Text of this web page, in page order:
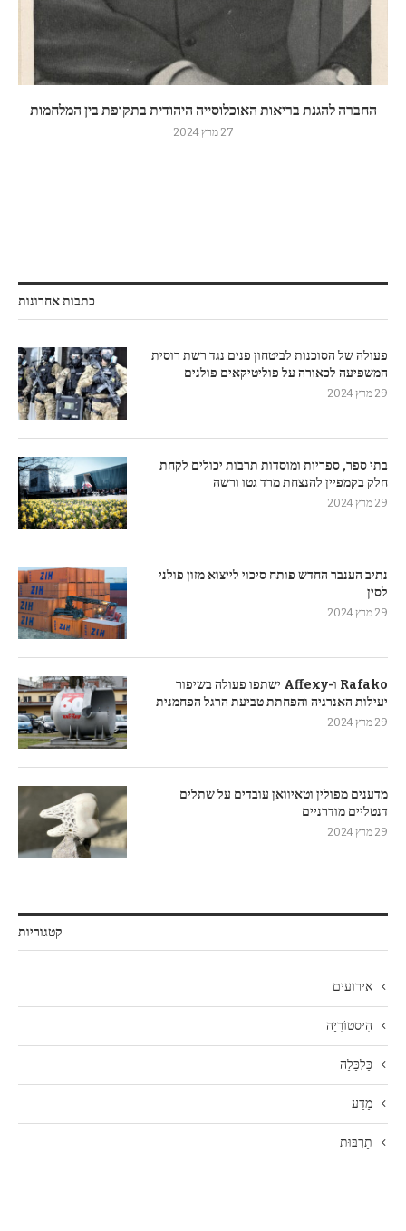
החברה להגנת בריאות האוכלוסייה היהודית בתקופת בין המלחמות
27 מרץ 2024
כתבות אחרונות
פעולה של הסוכנות לביטחון פנים נגד רשת רוסית
המשפיעה לכאורה על פוליטיקאים פולנים
29 מרץ 2024
בתי ספר, ספריות ומוסדות תרבות יכולים לקחת
חלק בקמפיין להנצחת מרד גטו ורשה
29 מרץ 2024
נתיב הענבר החדש פותח סיכוי לייצוא מזון פולני
לסין
29 מרץ 2024
Rafako ו-Affexy ישתפו פעולה בשיפור
יעילות האנרגיה והפחתת טביעת הרגל הפחמנית
29 מרץ 2024
מדענים מפולין וטאיוואן עובדים על שתלים
דנטליים מודרניים
29 מרץ 2024
קטגוריות
אירועים
הִיסטוֹרִיָה
כַּלְכָּלָה
מַדָע
תַרְבּוּת